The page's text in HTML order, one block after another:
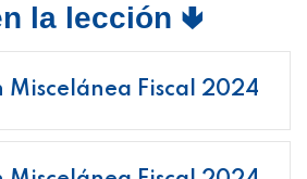
la lección 🢃
Miscelánea Fiscal 2024